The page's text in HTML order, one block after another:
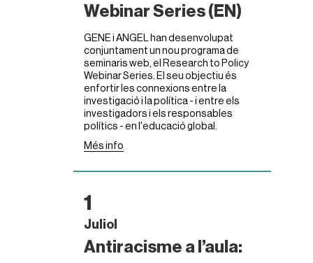
Webinar Series (EN)
GENE i ANGEL han desenvolupat
conjuntament un nou programa de
seminaris web, el Research to Policy
Webinar Series. El seu objectiu és
enfortir les connexions entre la
investigació i la política - i entre els
investigadors i els responsables
polítics - en l'educació global.
Més info
1
Juliol
Antiracisme a l’aula: